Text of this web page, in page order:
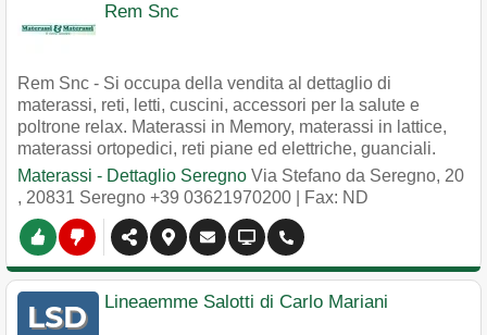
Rem Snc
Rem Snc - Si occupa della vendita al dettaglio di
materassi, reti, letti, cuscini, accessori per la salute e
poltrone relax. Materassi in Memory, materassi in lattice,
materassi ortopedici, reti piane ed elettriche, guanciali.
Materassi - Dettaglio Seregno Via Stefano da Seregno, 20
, 20831 Seregno +39 03621970200 | Fax: ND
Lineaemme Salotti di Carlo Mariani